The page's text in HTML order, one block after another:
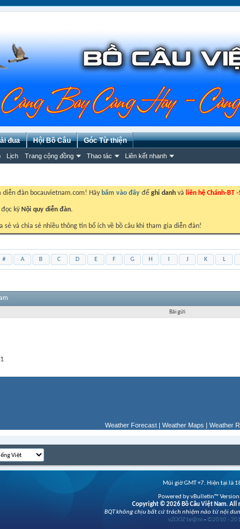
Lịch Trang cộng đồng Thao tác Liên kết nhanh
đua Hội Bồ Câu Góc Từ thiện
diễn đàn bocauvietnam.com! Hãy bấm vào đây để ghi danh và liên hệ Chánh-BT
kỹ Nội quy diễn đàn.
sẻ và chia sẻ nhiều thông tin bổ ích về bồ câu khi tham gia diễn đàn!
# A B C D E F G H J K L
Bài gửi
Weather Forecast | Weather Maps | Weather
Múi giờ GMT +7. Hiện tại là
Powered by vBulletin™
Copyright © 2026 Bồ Câu Việt Nam. All
BQT không chịu bất cứ trách nhiệm nào từ nội
vZOOZ te@m - ©2010 -